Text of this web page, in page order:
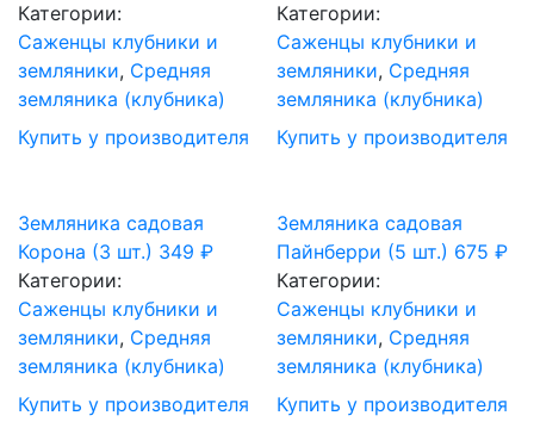
Категории:
Саженцы клубники и
земляники, Средняя
земляника (клубника)
Купить у производителя
Категории:
Саженцы клубники и
земляники, Средняя
земляника (клубника)
Купить у производителя
Земляника садовая
Корона (3 шт.) 349 ₽
Категории:
Саженцы клубники и
земляники, Средняя
земляника (клубника)
Купить у производителя
Земляника садовая
Пайнберри (5 шт.) 675₽
Категории:
Саженцы клубники и
земляники, Средняя
земляника (клубника)
Купить у производителя